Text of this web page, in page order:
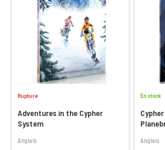
Rupture
Adventures in the Cypher
System
Anglais
En stock
Anglais